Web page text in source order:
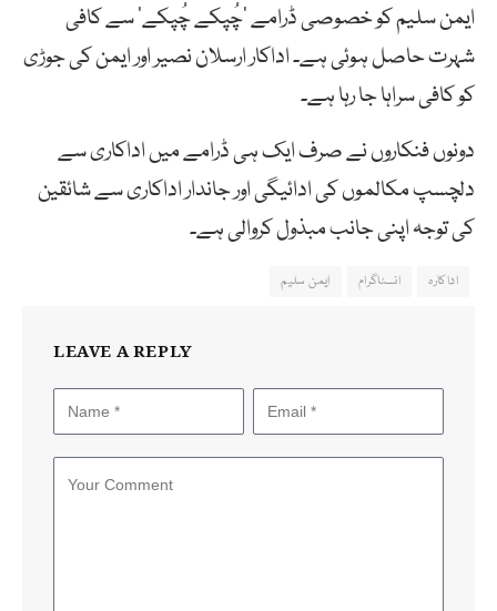
ایمن سلیم کو خصوصی ڈرامے ’چُپکے چُپکے‘ سے کافی
شہرت حاصل ہوئی ہے۔ اداکار ارسلان نصیر اور ایمن کی جوڑی
کو کافی سراہا جا رہا ہے۔
دونوں فنکاروں نے صرف ایک ہی ڈرامے میں اداکاری سے
دلچسپ مکالموں کی ادائیگی اور جاندار اداکاری سے شائقین
کی توجہ اپنی جانب مبذول کروالی ہے۔
اداکارہ انسٹاگرام ایمن سلیم
LEAVE A REPLY